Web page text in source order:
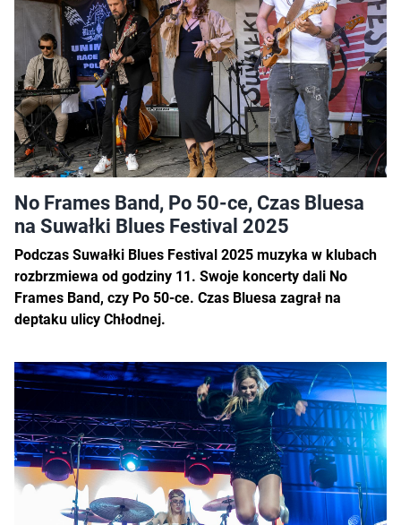
No Frames Band, Po 50-ce, Czas Bluesa
na Suwałki Blues Festival 2025
Podczas Suwałki Blues Festival 2025 muzyka w klubach
rozbrzmiewa od godziny 11. Swoje koncerty dali No
Frames Band, czy Po 50-ce. Czas Bluesa zagrał na
deptaku ulicy Chłodnej.